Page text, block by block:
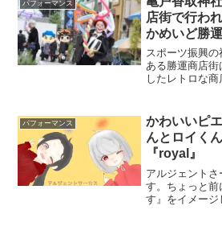
てしまいまし
パフォーマンス
店街で行わ
かめいど勝
スポーツ振興
ある勝運商店街
したレトロな
いど勝運大道芸
日アルジェント
パフォーマンス
かわいいピ
んとロイく
『royal』
アルジェント
す。ちょっと
す』をイメージ